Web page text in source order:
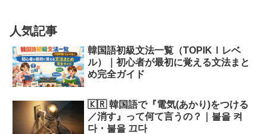
人気記事
韓国語初級文法一覧（TOPIKⅠレベ
ル）｜初心者が最初に覚える文法まと
め完全ガイド
🇰🇷 韓国語で『電気(あかり)をつける
／消す』って何て言うの？｜불을 켜
다・불을 끄다